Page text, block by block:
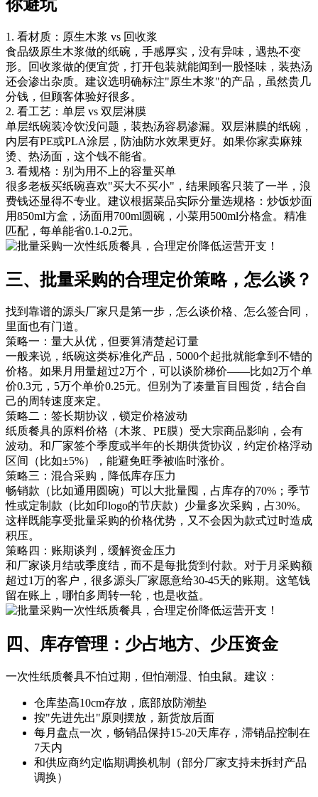
你避坑
1. 看材质：原生木浆 vs 回收浆
食品级原生木浆做的纸碗，手感厚实，没有异味，遇热不变
形。回收浆做的便宜货，打开包装就能闻到一股怪味，装热汤
还会渗出杂质。建议选明确标注"原生木浆"的产品，虽然贵几
分钱，但顾客体验好很多。
2. 看工艺：单层 vs 双层淋膜
单层纸碗装冷饮没问题，装热汤容易渗漏。双层淋膜的纸碗，
内层有PE或PLA涂层，防油防水效果更好。如果你家卖麻辣
烫、热汤面，这个钱不能省。
3. 看规格：别为用不上的容量买单
很多老板买纸碗喜欢"买大不买小"，结果顾客只装了一半，浪
费钱还显得不专业。建议根据菜品实际分量选规格：炒饭炒面
用850ml方盒，汤面用700ml圆碗，小菜用500ml分格盒。精准
匹配，每单能省0.1-0.2元。
三、批量采购的合理定价策略，怎么谈？
找到靠谱的源头厂家只是第一步，怎么谈价格、怎么签合同，
里面也有门道。
策略一：量大从优，但要算清楚起订量
一般来说，纸碗这类标准化产品，5000个起批就能拿到不错的
价格。如果月用量超过2万个，可以谈阶梯价——比如2万个单
价0.3元，5万个单价0.25元。但别为了凑量盲目囤货，结合自
己的周转速度来定。
策略二：签长期协议，锁定价格波动
纸质餐具的原料价格（木浆、PE膜）受大宗商品影响，会有
波动。和厂家签个季度或半年的长期供货协议，约定价格浮动
区间（比如±5%），能避免旺季被临时涨价。
策略三：混合采购，降低库存压力
畅销款（比如通用圆碗）可以大批量囤，占库存的70%；季节
性或定制款（比如印logo的节庆款）少量多次采购，占30%。
这样既能享受批量采购的价格优势，又不会因为款式过时造成
积压。
策略四：账期谈判，缓解资金压力
和厂家谈月结或季度结，而不是每批货到付款。对于月采购额
超过1万的客户，很多源头厂家愿意给30-45天的账期。这笔钱
留在账上，哪怕多周转一轮，也是收益。
四、库存管理：少占地方、少压资金
一次性纸质餐具不怕过期，但怕潮湿、怕虫鼠。建议：
仓库垫高10cm存放，底部放防潮垫
按"先进先出"原则摆放，新货放后面
每月盘点一次，畅销品保持15-20天库存，滞销品控制在
7天内
和供应商约定临期调换机制（部分厂家支持未拆封产品
调换）